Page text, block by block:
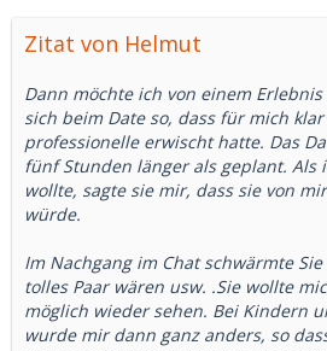
Zitat von Helmut
Dann möchte ich von einem
sich beim Date so, dass für mich
professionelle erwischt hatte. Das
fünf Stunden länger als geplant. Als
wollte, sagte sie mir, dass sie von
würde.
Im Nachgang im Chat schwärmte
tolles Paar wären usw. .Sie wollte
möglich wieder sehen. Bei Kindern
wurde mir dann ganz anders, so